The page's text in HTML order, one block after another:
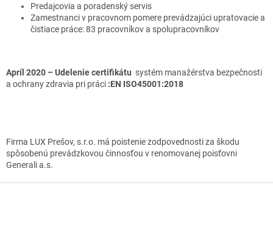
Predajcovia a poradenský servis
Zamestnanci v pracovnom pomere prevádzajúci upratovacie a
čistiace práce: 83 pracovníkov a spolupracovníkov
Apríl 2020 – Udelenie certifikátu systém manažérstva bezpečnosti
a ochrany zdravia pri práci :EN ISO45001:2018
Firma LUX Prešov, s.r.o. má poistenie zodpovednosti za škodu
spôsobenú prevádzkovou činnosťou v renomovanej poisťovni
Generali a.s.